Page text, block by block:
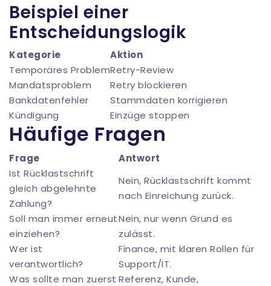
Beispiel einer
Entscheidungslogik
Kategorie
Aktion
Temporäres ProblemRetry-Review
Mandatsproblem
Retry blockieren
Bankdatenfehler
Stammdaten korrigieren
Kündigung
Einzüge stoppen
Häufige Fragen
Frage
Antwort
Ist Rücklastschrift
gleich abgelehnte
Zahlung?
Nein, Rücklastschrift kommt
nach Einreichung zurück.
Soll man immer erneut
einziehen?
Nein, nur wenn Grund es
zulässt.
Wer ist
verantwortlich?
Finance, mit klaren Rollen für
Support/IT.
Was sollte man zuerst Referenz, Kunde,